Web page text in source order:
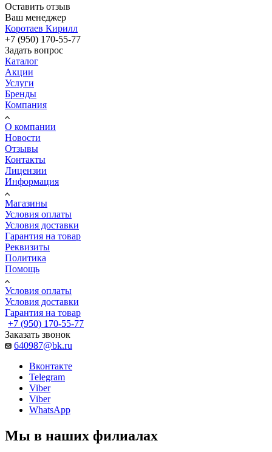
Оставить отзыв
Ваш менеджер
Коротаев Кирилл
+7 (950) 170-55-77
Задать вопрос
Каталог
Акции
Услуги
Бренды
Компания
О компании
Новости
Отзывы
Контакты
Лицензии
Информация
Магазины
Условия оплаты
Условия доставки
Гарантия на товар
Реквизиты
Политика
Помощь
Условия оплаты
Условия доставки
Гарантия на товар
+7 (950) 170-55-77
Заказать звонок
640987@bk.ru
Вконтакте
Telegram
Viber
Viber
WhatsApp
Мы в наших филиалах